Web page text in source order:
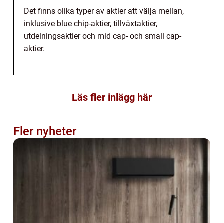
Det finns olika typer av aktier att välja mellan,
inklusive blue chip-aktier, tillväxtaktier,
utdelningsaktier och mid cap- och small cap-
aktier.
Läs fler inlägg här
Fler nyheter